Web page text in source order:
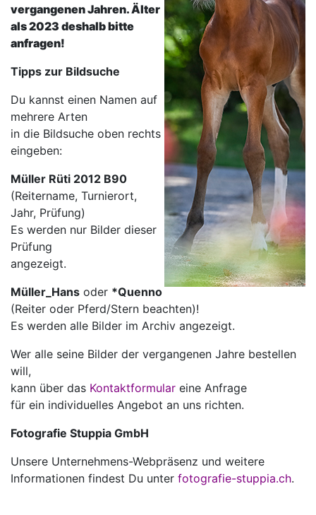
vergangenen Jahren. Älter
als 2023 deshalb bitte
anfragen!
Tipps zur Bildsuche
Du kannst einen Namen auf
mehrere Arten
in die Bildsuche oben rechts
eingeben:
Müller Rüti 2012 B90
(Reitername, Turnierort,
Jahr, Prüfung)
Es werden nur Bilder dieser
Prüfung
angezeigt.
Müller_Hans oder *Quenno
(Reiter oder Pferd/Stern beachten)!
Es werden alle Bilder im Archiv angezeigt.
Wer alle seine Bilder der vergangenen Jahre bestellen
will,
kann über das Kontaktformular eine Anfrage
für ein individuelles Angebot an uns richten.
Fotografie Stuppia GmbH
Unsere Unternehmens-Webpräsenz und weitere
Informationen findest Du unter fotografie-stuppia.ch.